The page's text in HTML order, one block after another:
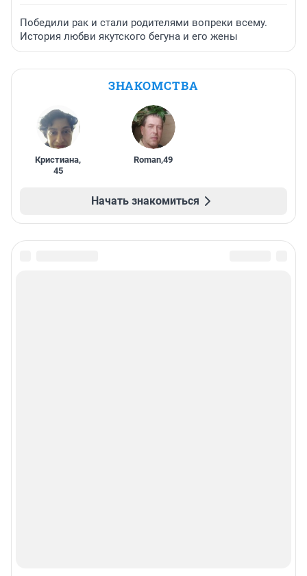
Победили рак и стали родителями вопреки всему.
История любви якутского бегуна и его жены
ЗНАКОМСТВА
Кристиана,
45
Roman,49
Начать знакомиться